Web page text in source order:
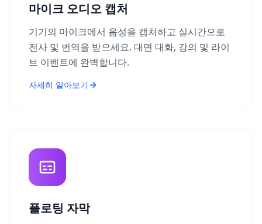
마이크 오디오 캡처
기기의 마이크에서 음성을 캡처하고 실시간으로
전사 및 번역을 받으세요. 대면 대화, 강의 및 라이
브 이벤트에 완벽합니다.
자세히 알아보기
플로팅 자막